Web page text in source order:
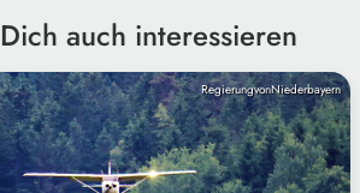
auch interessieren
RegierungvonNiederbayern